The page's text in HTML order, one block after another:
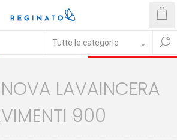
LAVAINCERA
900